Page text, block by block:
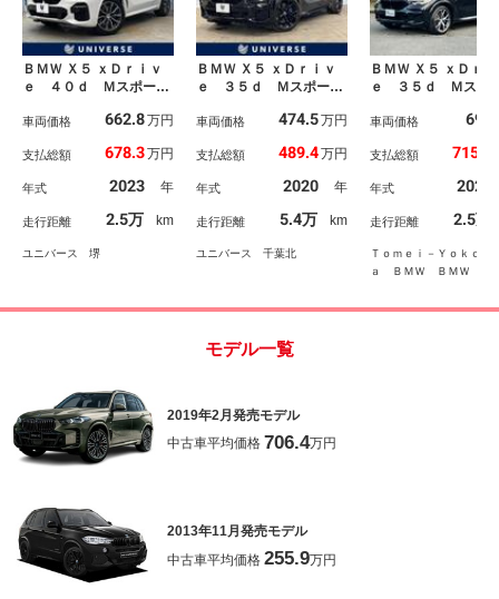
ＢＭＷ Ｘ５ ｘＤｒｉｖ
ｅ ４０ｄ Ｍスポー
ルーフ プラスパッケー
ートエアコン 前席中列
ーター 全ドアソフトク
ローズ レーダークルー
ズコントロール ハーマ
ンカードン 禁煙車
車両価格 662.8万円
支払総額 678.3万円
年式 2023 年
走行距離 2.5万 km
ユニバース 堺
ＢＭＷ Ｘ５ ｘＤｒｉｖ
ｅ ３５ｄ Ｍスポー
ルーフ コンフォートパ
ージ ｈａｒｍａｎ／ｋ
リスタルシフトノブ 純
正ナビ 地デジ 全周囲
カメラ ヘッドアップデ
ィスプレイ 革シート
車両価格 474.5万円
支払総額 489.4万円
年式 2020 年
走行距離 5.4万 km
ユニバース 千葉北
ＢＭＷ Ｘ５ ｘＤｒ
ｅ ３５ｄ Ｍスポ
サンルーフ 禁煙
り エアサスペンシ
ー【認定中古車】【
正規ディーラー保証
２年・走行距離無制
全方位カメラ 前後
トヒーター 地デジ
車両価格 698
支払総額 715.2
年式 2022
走行距離 2.5万
Ｔｏｍｅｉ－Ｙｏｋｏｈ
ａ ＢＭＷ ＢＭＷ Ｐ
ｎ 東名横浜
モデル一覧
2019年2月発売モデル
中古車平均価格 706.4万円
2013年11月発売モデル
中古車平均価格 255.9万円